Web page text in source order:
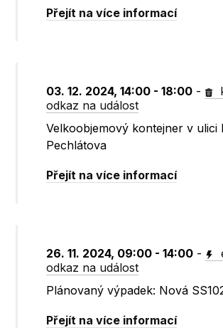
Přejít na více informací
03. 12. 2024, 14:00 - 18:00 -
odkaz na událost
Velkoobjemový kontejner v ulici
Pechlátova
Přejít na více informací
26. 11. 2024, 09:00 - 14:00 -
odkaz na událost
Plánovaný výpadek: Nová
Přejít na více informací